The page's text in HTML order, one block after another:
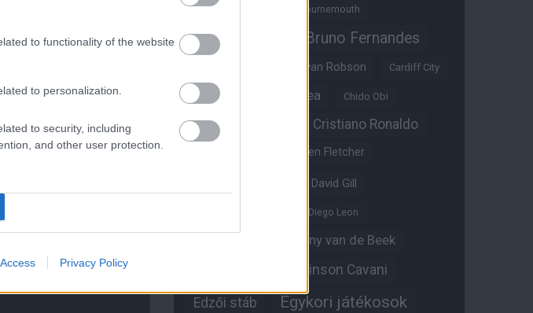
to functionality of the website
to personalization.
to security, including
and other user protection.
Privacy Policy
Benjamin Sesko Bournemouth
Brandon Williams Bruno Fernandes
Bryan Robson Cardiff City
Casemiro Chelsea Chido Obi
Christian Eriksen Cristiano Ronaldo
Darren Fletcher
David Gill
Diego Leon
Donny van de Beek
Edinson Cavani
Edzői stáb Egykori játékosok